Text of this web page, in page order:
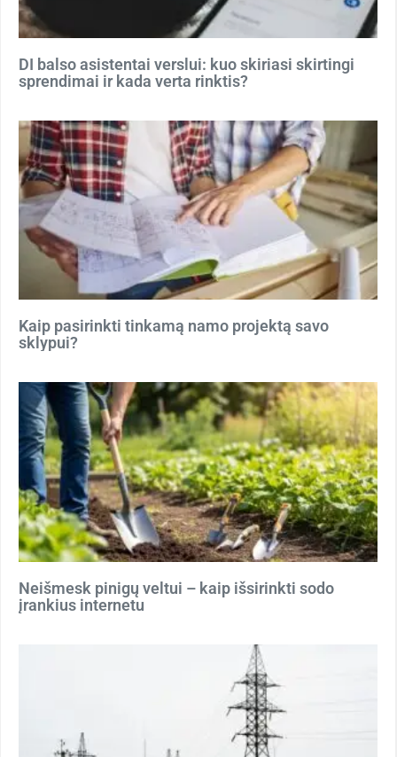
DI balso asistentai verslui: kuo skiriasi skirtingi
sprendimai ir kada verta rinktis?
Kaip pasirinkti tinkamą namo projektą savo
sklypui?
Neišmesk pinigų veltui – kaip išsirinkti sodo
įrankius internetu